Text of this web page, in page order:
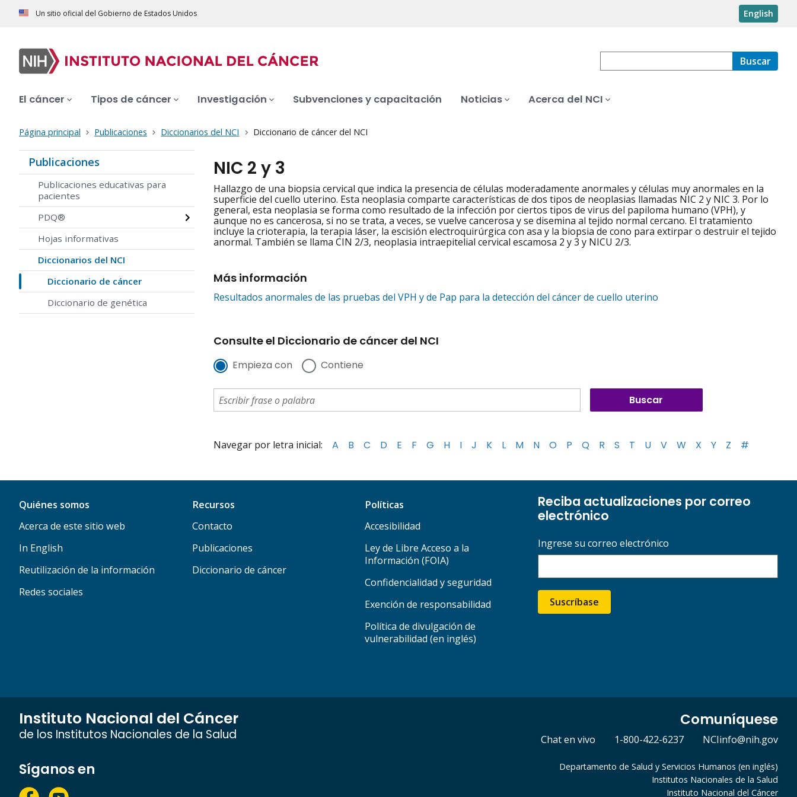
Un sitio oficial del Gobierno de Estados Unidos English
Buscar
El cáncer Tipos de cáncer Investigación Subvenciones y capacitación Noticias Acerca del NCI
Página principal Publicaciones Diccionarios del NCI Diccionario de cáncer del NCI
Publicaciones
Publicaciones educativas para
pacientes
PDQ®
Hojas informativas
Diccionarios del NCI
Diccionario de cáncer
Diccionario de genética
NIC 2 y 3
Hallazgo de una biopsia cervical que indica la presencia de células moderadamente anormales y células muy anormales en la
superficie del cuello uterino. Esta neoplasia comparte características de dos tipos de neoplasias llamadas NIC 2 y NIC 3. Por lo
general, esta neoplasia se forma como resultado de la infección por ciertos tipos de virus del papiloma humano (VPH), y
aunque no es cancerosa, si no se trata, a veces, se vuelve cancerosa y se disemina al tejido normal cercano. El tratamiento
incluye la crioterapia, la terapia láser, la escisión electroquirúrgica con asa y la biopsia de cono para extirpar o destruir el tejido
anormal. También se llama CIN 2/3, neoplasia intraepitelial cervical escamosa 2 y 3 y NICU 2/3.
Más información
Resultados anormales de las pruebas del VPH y de Pap para la detección del cáncer de cuello uterino
Consulte el Diccionario de cáncer del NCI
Empieza con Contiene
Navegar por letra inicial: A B C D E F G H I J K L M N O P Q R S T U V W X Y Z #
Quiénes somos
Acerca de este sitio web
In English
Reutilización de la información
Redes sociales
Recursos
Contacto
Publicaciones
Diccionario de cáncer
Políticas
Accesibilidad
Ley de Libre Acceso a la
Información (FOIA)
Confidencialidad y seguridad
Exención de responsabilidad
Política de divulgación de
vulnerabilidad (en inglés)
Reciba actualizaciones por correo
electrónico
Ingrese su correo electrónico
Suscríbase
Instituto Nacional del Cáncer
de los Institutos Nacionales de la Salud
Comuníquese
Chat en vivo 1-800-422-6237 NCIinfo@nih.gov
Síganos en
Departamento de Salud y Servicios Humanos (en inglés)
Institutos Nacionales de la Salud
Instituto Nacional del Cáncer